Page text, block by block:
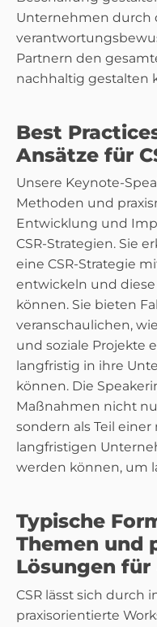
Unternehmen durch
Partnern den
nachhaltig gestalten
Best
Ansätze für
Unsere Keynote-
Methoden und
Entwicklung und
CSR-Strategien. Sie
eine CSR-Strategie
entwickeln und
können. Sie bieten
veranschaulichen,
und soziale Projekte
langfristig in ihre
können. Die
Maßnahmen nicht
sondern als Teil
langfristigen
werden können, um
Typische
Themen und
Lösungen
CSR lässt sich durch
praxisorientierte